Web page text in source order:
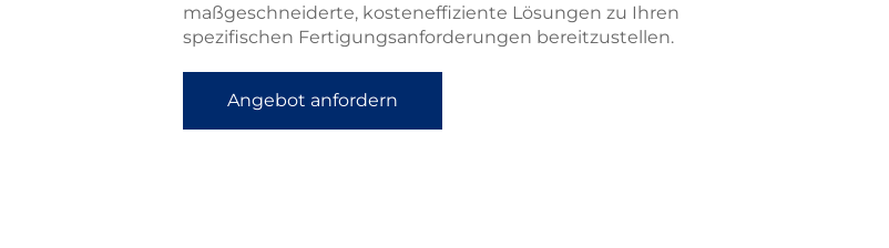
maßgeschneiderte, kosteneffiziente Lösungen zu Ihren
spezifischen Fertigungsanforderungen bereitzustellen.
Angebot anfordern